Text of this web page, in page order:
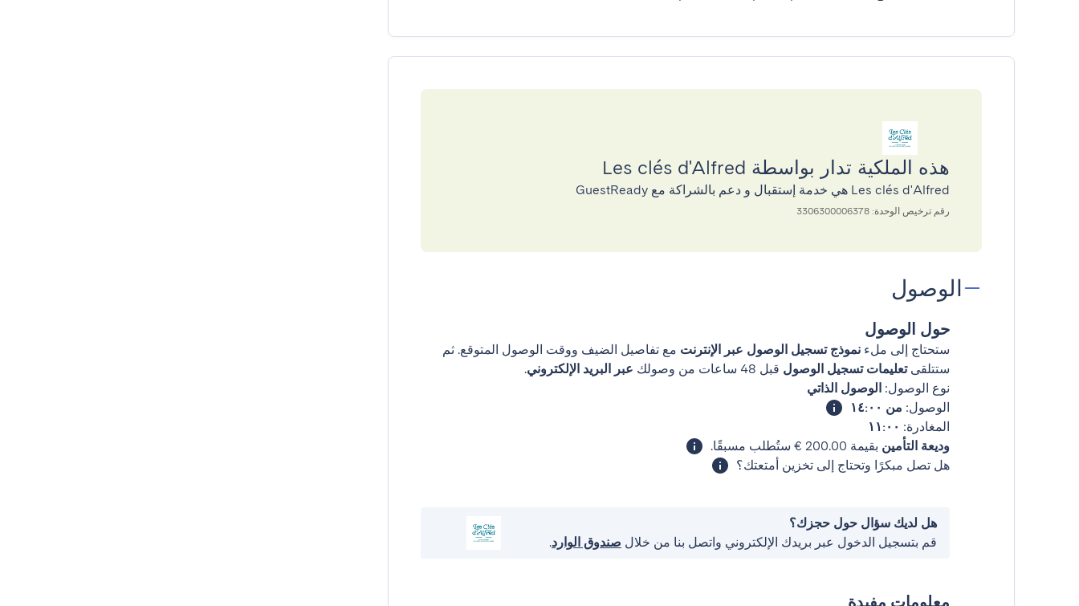
هذه الملكية تدار بواسطة Les clés d'Alfred
Les clés d'Alfred هي خدمة إستقبال و دعم بالشراكة مع GuestReady
رقم ترخيص الوحدة: 3306300006378
الوصول
حول الوصول
ستحتاج إلى ملء نموذج تسجيل الوصول عبر الإنترنت مع تفاصيل الضيف ووقت الوصول المتوقع. ثم
ستتلقىتعليمات تسجيل الوصول قبل 48 ساعات من وصولك عبر البريد الإلكتروني.
نوع الوصول: الوصول الذاتي
الوصول: من ١٤:٠٠
المغادرة: ١١:٠٠
وديعة التأمين بقيمة ‏200.00 € ستُطلب مسبقًا.
هل تصل مبكرًا وتحتاج إلى تخزين أمتعتك؟
هل لديك سؤال حول حجزك؟
قم بتسجيل الدخول عبر بريدك الإلكتروني واتصل بنا من خلال صندوق الوارد.
معلومات مفيدة